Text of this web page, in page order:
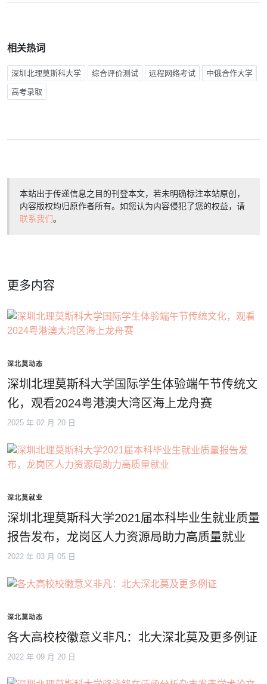
相关热词
深圳北理莫斯科大学 综合评价测试 远程网络考试 中俄合作大学
高考录取
本站出于传递信息之目的刊登本文，若未明确标注本站原创，
内容版权均归原作者所有。如您认为内容侵犯了您的权益，请
联系我们。
更多内容
深北莫动态
深圳北理莫斯科大学国际学生体验端午节传统文
化，观看2024粤港澳大湾区海上龙舟赛
2025 年 02 月 20 日
深北莫就业
深圳北理莫斯科大学2021届本科毕业生就业质量
报告发布，龙岗区人力资源局助力高质量就业
2022 年 03 月 05 日
深北莫动态
各大高校校徽意义非凡：北大深北莫及更多例证
2022 年 09 月 20 日